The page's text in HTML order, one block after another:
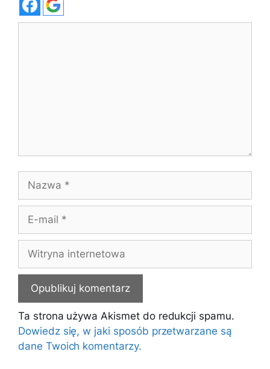
Nazwa
Witryna
internetowa
Ta strona używa Akismet do redukcji spamu.
Dowiedz się, w jaki sposób przetwarzane są
dane Twoich komentarzy.